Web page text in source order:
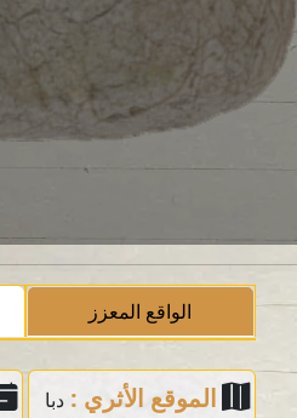
الواقع المعزز
الموقع الأثري : دبا